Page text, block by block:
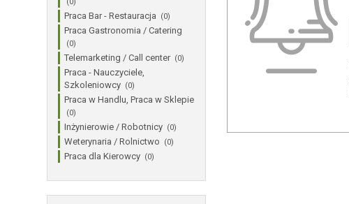
Praca Bar - Restauracja (0)
Praca Gastronomia / Catering
(0)
Telemarketing / Call center (0)
Praca - Nauczyciele,
Szkoleniowcy (0)
Praca w Handlu, Praca w Sklepie
(0)
Inżynierowie / Robotnicy (0)
Weterynaria / Rolnictwo (0)
Praca dla Kierowcy (0)